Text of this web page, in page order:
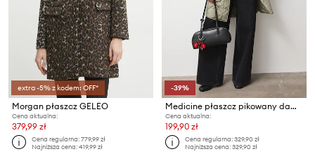
extra -5% z kodem: OFF*
Morgan płaszcz GELEO
Cena aktualna:
379,99 zł
Cena regularna:779,99 zł
Najniższa cena:419,99 zł
-39%
Medicine płaszcz pikowany damski
Cena aktualna:
199,90 zł
Cena regularna:329,90 zł
Najniższa cena:329,90 zł